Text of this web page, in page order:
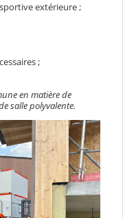
extérieure ;
;
en matière de
salle polyvalente.